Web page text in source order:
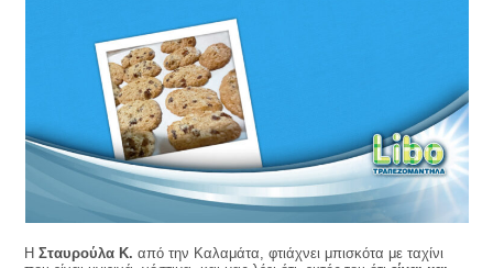
ΗΣταυρούλα Κ. από την Καλαμάτα, φτιάχνει μπισκότα με ταχίνι